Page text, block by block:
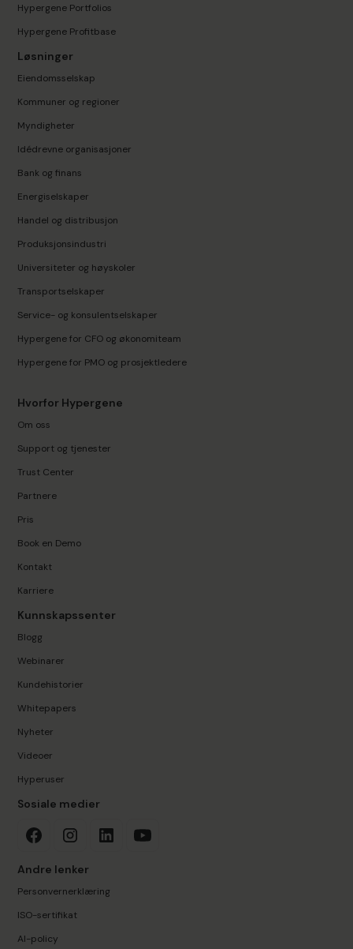
Hypergene Portfolios
Hypergene Profitbase
Løsninger
Eiendomsselskap
Kommuner og regioner
Myndigheter
Idédrevne organisasjoner
Bank og finans
Energiselskaper
Handel og distribusjon
Produksjonsindustri
Universiteter og høyskoler
Transportselskaper
Service- og konsulentselskaper
Hypergene for CFO og økonomiteam
Hypergene for PMO og prosjektledere
Hvorfor Hypergene
Om oss
Support og tjenester
Trust Center
Partnere
Pris
Book en Demo
Kontakt
Karriere
Kunnskapssenter
Blogg
Webinarer
Kundehistorier
Whitepapers
Nyheter
Videoer
Hyperuser
Sosiale medier
Andre lenker
Personvernerklæring
ISO-sertifikat
AI-policy